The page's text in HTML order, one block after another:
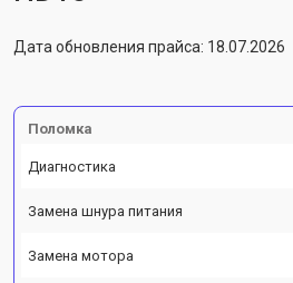
Дата обновления прайса: 18.07.2026
Поломка
Диагностика
Замена шнура питания
Замена мотора